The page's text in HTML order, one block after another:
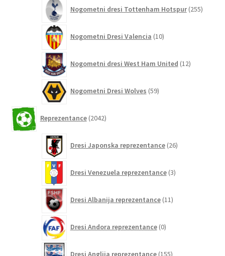
Nogometni dresi Tottenham Hotspur 255
Nogometni Dresi Valencia 10izdelkov
Nogometni dresi West Ham United 12izdelkov
Nogometni Dresi Wolves 59izdelkov
Reprezentance 2042izdelkov
Dresi Japonska reprezentance 26izdelkov
Dresi Venezuela reprezentance 3izdelki
Dresi Albanija reprezentance 11izdelkov
Dresi Andora reprezentance 0izdelkov
Dresi Anglija reprezentance 155